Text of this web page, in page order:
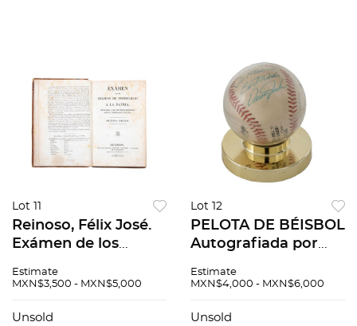
Lot 11
Reinoso, Félix José.
Exámen de los
Infidelidad á la
los Españoles...
Estimate
MXN$3,500 - MXN$5,000
Unsold
Lot 12
PELOTA DE BÉISBOL
Autografiada por
Rawlings. Official
En estuche
Estimate
MXN$4,000 - MXN$6,000
Unsold